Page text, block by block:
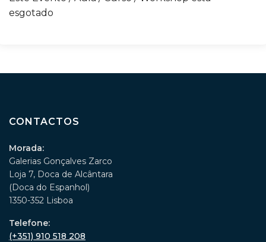
esgotado
CONTACTOS
Morada:
Galerias Gonçalves Zarco
Loja 7, Doca de Alcântara
(Doca do Espanhol)
1350-352 Lisboa
Telefone:
(+351) 910 518 208